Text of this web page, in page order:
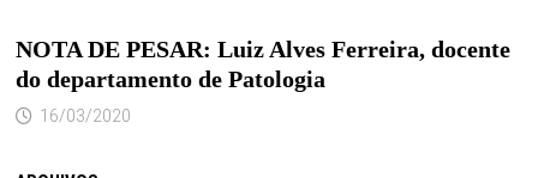
NOTA DE PESAR: Luiz Alves Ferreira, docente
do departamento de Patologia
16/03/2020